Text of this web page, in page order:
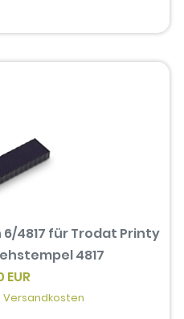
4817 für Trodat Printy
4817
EUR
Versandkosten